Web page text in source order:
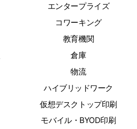
エンタープライズ
コワーキング
教育機関
倉庫
物流
ハイブリッドワーク
仮想デスクトップ印刷
モバイル・BYOD印刷